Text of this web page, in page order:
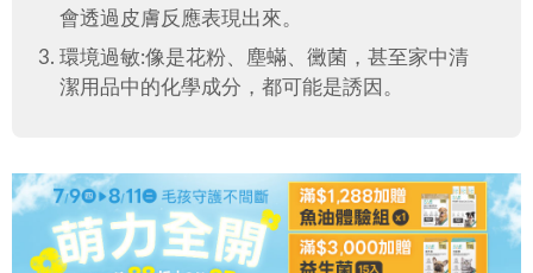
會透過皮膚反應表現出來。
環境過敏:像是花粉、塵蟎、黴菌，甚至家中清
潔用品中的化學成分，都可能是誘因。